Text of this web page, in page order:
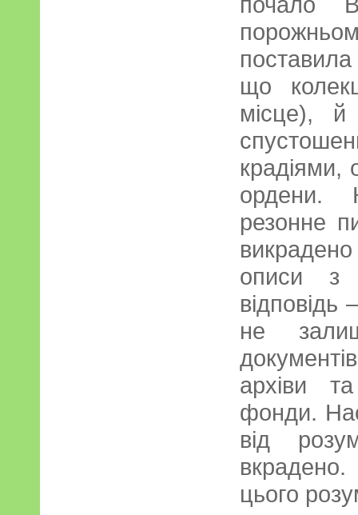
що
місце), й
крадіями,
ордени.
резонне
описи з
відповідь
не
архіви та
фонди.
від
цього